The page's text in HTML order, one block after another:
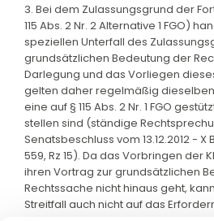
3. Bei dem Zulassungsgrund der
115 Abs. 2 Nr. 2 Alternative 1 FGO)
speziellen Unterfall des
grundsätzlichen Bedeutung der
Darlegung und das Vorliegen
gelten daher regelmäßig
eine auf § 115 Abs. 2 Nr. 1 FGO
stellen sind (ständige
Senatsbeschluss vom 13.12.2012 - X
559, Rz 15). Da das Vorbringen der
ihren Vortrag zur grundsätzlichen
Rechtssache nicht hinaus geht,
Streitfall auch nicht auf das